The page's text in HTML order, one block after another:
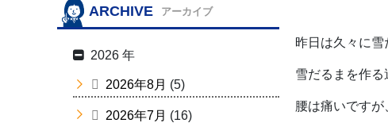
昨日は久々に
雪だるまを作
腰は痛いです
ARCHIVE アーカイブ
2026 年
2026年8月 (5)
2026年7月 (16)